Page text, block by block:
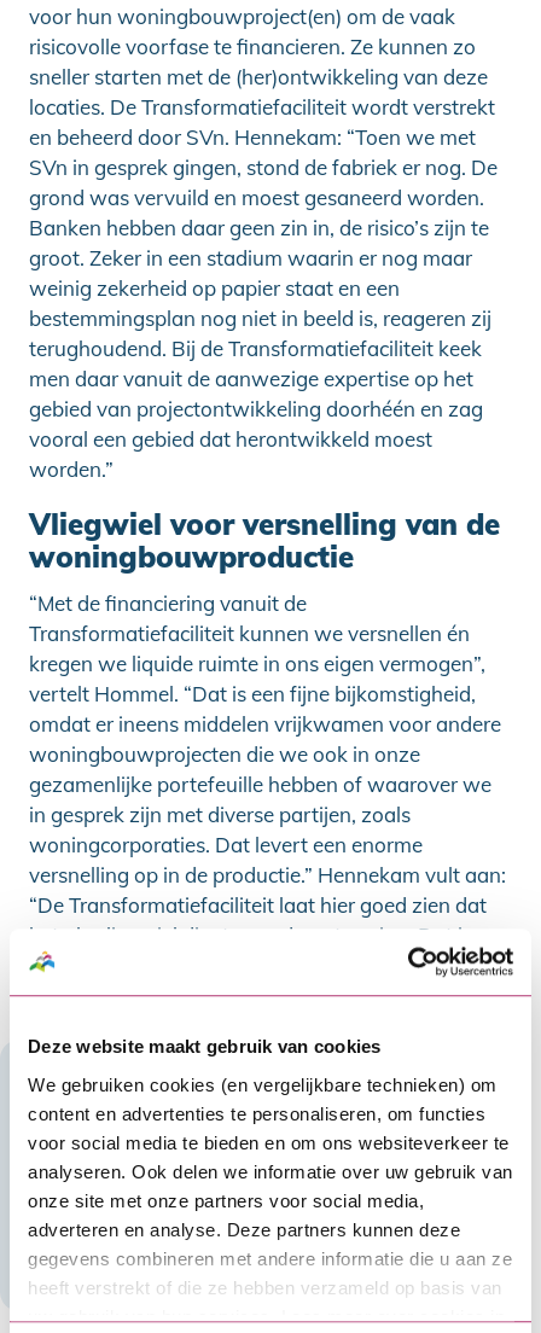
Deze website maakt gebruik van cookies
We gebruiken cookies (en vergelijkbare technieken) om
content en advertenties te personaliseren, om functies
voor social media te bieden en om ons websiteverkeer te
analyseren. Ook delen we informatie over uw gebruik van
onze site met onze partners voor social media,
adverteren en analyse. Deze partners kunnen deze
gegevens combineren met andere informatie die u aan ze
heeft verstrekt of die ze hebben verzameld op basis van
uw gebruik van hun services. Lees meer over cookies in
voor hun woningbouwproject(en) om de vaak
risicovolle voorfase te financieren. Ze kunnen zo
sneller starten met de (her)ontwikkeling van deze
locaties. De Transformatiefaciliteit wordt verstrekt
en beheerd door SVn. Hennekam: “Toen we met
SVn in gesprek gingen, stond de fabriek er nog. De
grond was vervuild en moest gesaneerd worden.
Banken hebben daar geen zin in, de risico’s zijn te
groot. Zeker in een stadium waarin er nog maar
weinig zekerheid op papier staat en een
bestemmingsplan nog niet in beeld is, reageren zij
terughoudend. Bij de Transformatiefaciliteit keek
men daar vanuit de aanwezige expertise op het
gebied van projectontwikkeling doorhéén en zag
vooral een gebied dat herontwikkeld moest
worden.”
Vliegwiel voor versnelling van de
woningbouwproductie
“Met de financiering vanuit de
Transformatiefaciliteit kunnen we versnellen én
kregen we liquide ruimte in ons eigen vermogen”,
vertelt Hommel. “Dat is een fijne bijkomstigheid,
omdat er ineens middelen vrijkwamen voor andere
woningbouwprojecten die we ook in onze
gezamenlijke portefeuille hebben of waarover we
in gesprek zijn met diverse partijen, zoals
woningcorporaties. Dat levert een enorme
versnelling op in de productie.” Hennekam vult aan:
“De Transformatiefaciliteit laat hier goed zien dat
het als vliegwiel dient voor doorstroming. Dat is
naast een snel geregelde financiering ook wat ons
direct aansprak.”